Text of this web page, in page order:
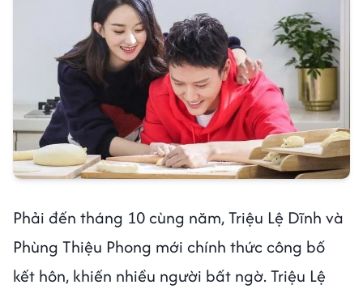
Phải đến tháng 10 cùng năm, Triệu Lệ Dĩnh và
Phùng Thiệu Phong mới chính thức công bố
kết hôn, khiến nhiều người bất ngờ. Triệu Lệ